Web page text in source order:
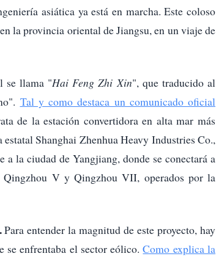
asiática ya está en marcha. Este coloso
la provincia oriental de Jiangsu, en un viaje de
se llama "Hai Feng Zhi Xin", que traducido al
Tal y como destaca un comunicado oficial
de la estación convertidora en alta mar más
Shanghai Zhenhua Heavy Industries Co.,
la ciudad de Yangjiang, donde se conectará a
Qingzhou V y Qingzhou VII, operados por la
Para entender la magnitud de este proyecto, hay
se enfrentaba el sector eólico.Como explica la